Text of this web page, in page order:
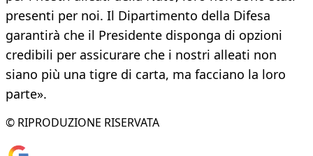
presenti per noi. Il Dipartimento della Difesa
garantirà che il Presidente disponga di opzioni
credibili per assicurare che i nostri alleati non
siano più una tigre di carta, ma facciano la loro
parte».
© RIPRODUZIONE RISERVATA